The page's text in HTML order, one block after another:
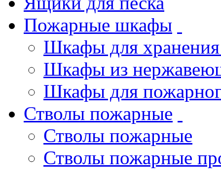
Пожарные шкафы
Шкафы для хранения
Шкафы из
Шкафы для
Стволы пожарные
Стволы пожарные
Стволы пожарные